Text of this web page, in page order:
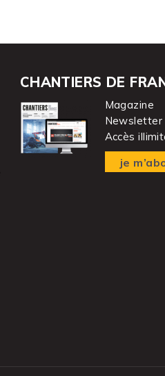
CHANTIERS DE
Magazine
Newsletter
Accès
je